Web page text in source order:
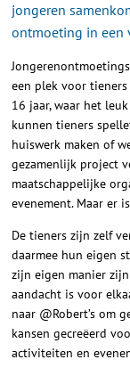
jongeren
ontmoeting in een
een plek voor
16 jaar, waar het
kunnen tieners
huiswerk maken of
gezamenlijk project
maatschappelijke
evenement. Maar er
De tieners zijn zelf
daarmee hun eigen
zijn eigen manier
aandacht is voor
naar @Robert’s om
kansen gecreëerd
activiteiten en